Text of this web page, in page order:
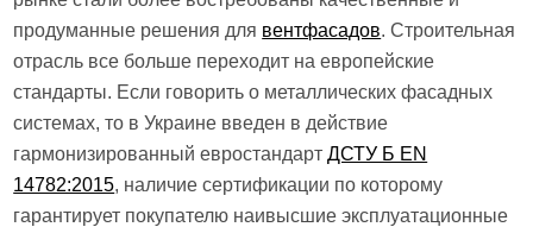
продуманные решения для вентфасадов. Строительная
отрасль все больше переходит на европейские
стандарты. Если говорить о металлических фасадных
системах, то в Украине введен в действие
гармонизированный евростандартДСТУ Б EN
14782:2015, наличие сертификации по которому
гарантирует покупателю наивысшие эксплуатационные